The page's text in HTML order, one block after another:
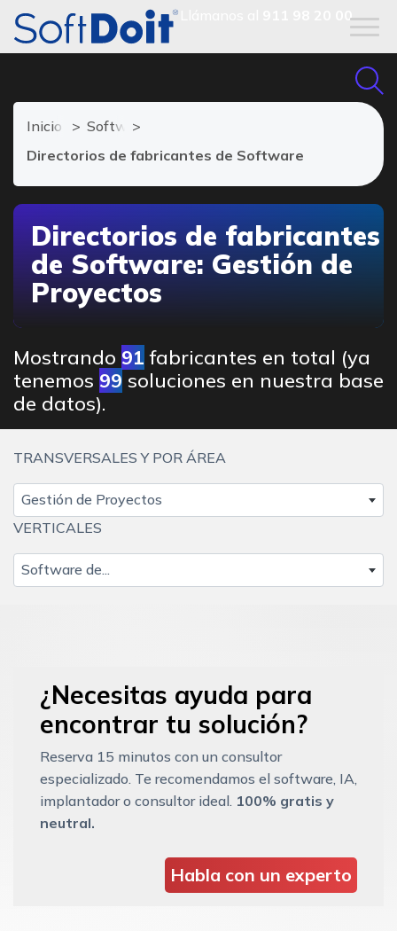
911 98 20 00
Inicio
Software de Gestión de Proyectos
Directorios de fabricantes de Software
Directorios de fabricantes
de Software: Gestión de
Proyectos
Mostrando 91 fabricantes en total (ya
tenemos 99 soluciones en nuestra base
de datos).
TRANSVERSALES Y POR ÁREA
Gestión de Proyectos
VERTICALES
Software de...
¿Necesitas ayuda para
encontrar tu solución?
Reserva 15 minutos con un consultor
especializado. Te recomendamos el software, IA,
implantador o consultor ideal. 100% gratis y
neutral.
Habla con un experto